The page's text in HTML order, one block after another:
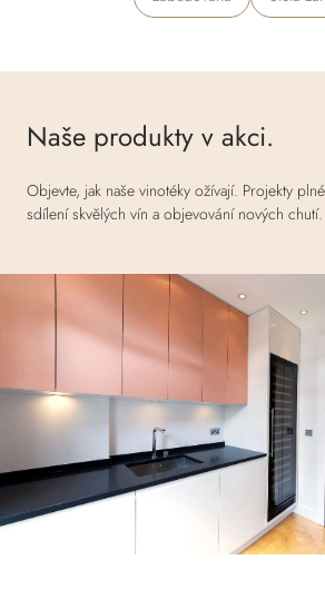
Naše produkty v akci.
Objevte, jak naše vinotéky ožívají. Projekty
sdílení skvělých vín a objevování nových chutí.